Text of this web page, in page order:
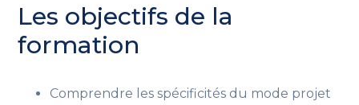
Les objectifs de la
formation
Comprendre les spécificités du mode projet